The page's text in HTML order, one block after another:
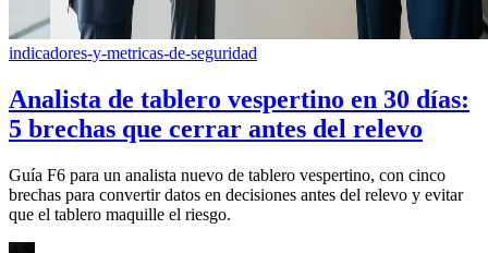
indicadores-y-metricas-de-seguridad
Analista de tablero vespertino en 30 días:
5 brechas que cerrar antes del relevo
Guía F6 para un analista nuevo de tablero vespertino, con cinco
brechas para convertir datos en decisiones antes del relevo y evitar
que el tablero maquille el riesgo.